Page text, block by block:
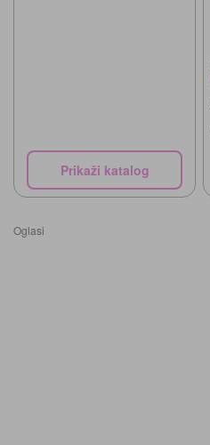
Prikaži katalog
Oglasi